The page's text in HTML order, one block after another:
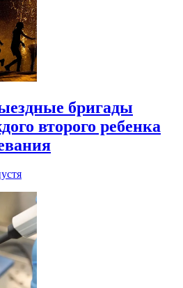
бригады
второго ребенка